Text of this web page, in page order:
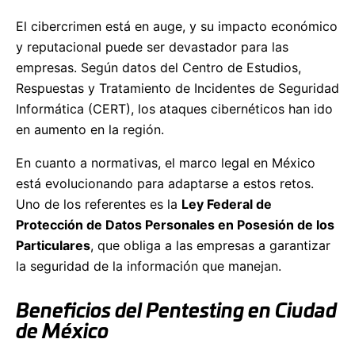
El cibercrimen está en auge, y su impacto económico
y reputacional puede ser devastador para las
empresas. Según datos del Centro de Estudios,
Respuestas y Tratamiento de Incidentes de Seguridad
Informática (CERT), los ataques cibernéticos han ido
en aumento en la región.
En cuanto a normativas, el marco legal en México
está evolucionando para adaptarse a estos retos.
Uno de los referentes es la Ley Federal de
Protección de Datos Personales en Posesión de los
Particulares, que obliga a las empresas a garantizar
la seguridad de la información que manejan.
Beneficios del Pentesting en Ciudad
de México